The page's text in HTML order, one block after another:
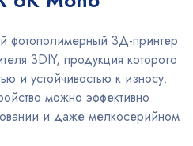
фотополимерный 3Д-принтер
3DIY, продукция которого
и устойчивостью к износу.
можно эффективно
и даже мелкосерийном